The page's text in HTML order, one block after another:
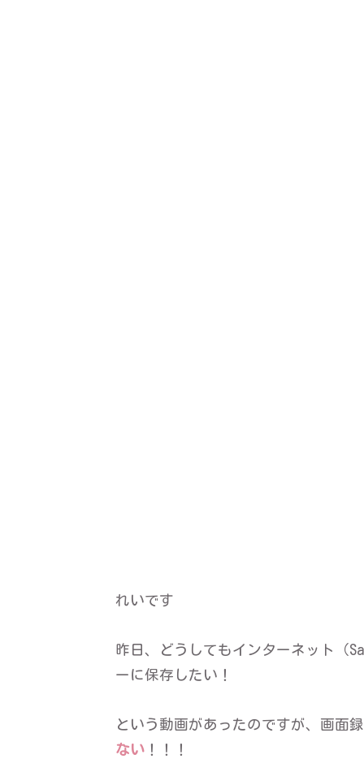
れいです
昨日、どうしてもインターネット（
ーに保存したい！
という動画があったのですが、画面
ない ！！！